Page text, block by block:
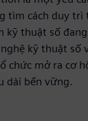
tìm cách duy trì
kỹ thuật số
kỹ thuật số
chức mở ra cơ
dài bền vững.